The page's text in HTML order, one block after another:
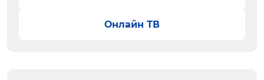
Онлайн ТВ